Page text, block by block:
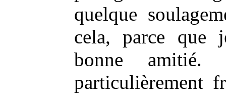
quelque
cela, parce que
bonne
particulièrement